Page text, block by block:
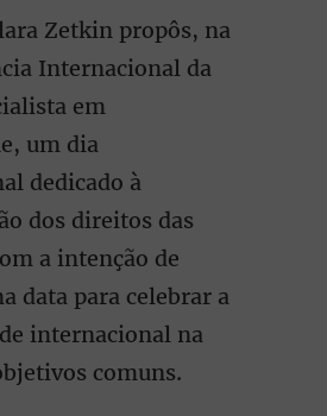
Zetkin propôs, na
Internacional da
em
um dia
dedicado à
dos direitos das
a intenção de
data para celebrar a
internacional na
comuns.